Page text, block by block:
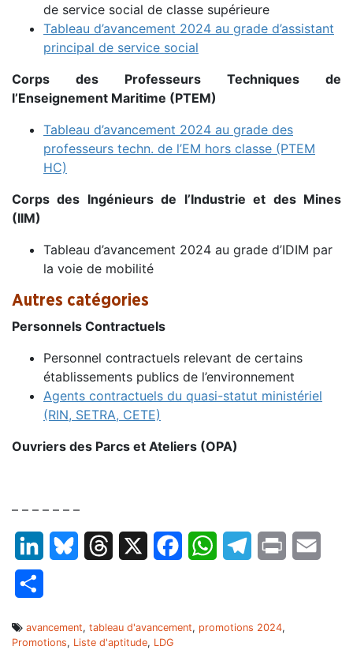
de service social de classe supérieure
Tableau d’avancement 2024 au grade d’assistant
principal de service social
Corps des Professeurs Techniques de
l’Enseignement Maritime (PTEM)
Tableau d’avancement 2024 au grade des
professeurs techn. de l’EM hors classe (PTEM
HC)
Corps des Ingénieurs de l’Industrie et des Mines
(IIM)
Tableau d’avancement 2024 au grade d’IDIM par
la voie de mobilité
Autres catégories
Personnels Contractuels
Personnel contractuels relevant de certains
établissements publics de l’environnement
Agents contractuels du quasi-statut ministériel
(RIN, SETRA, CETE)
Ouvriers des Parcs et Ateliers (OPA)
– – – – – – –
LinkedInBluesky Threads FacebookWhatsAppTelegram
Print
avancement, tableau d'avancement, promotions 2024,
Promotions, Liste d'aptitude, LDG